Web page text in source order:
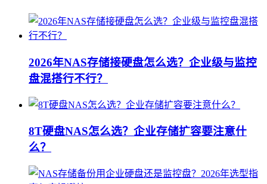
2026年NAS存储接硬盘怎么选？企业级与监控
盘混搭行不行？
8T硬盘NAS怎么选？企业存储扩容要注意什
么？